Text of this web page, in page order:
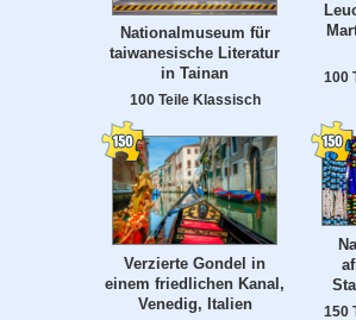
Nationalmuseum für
taiwanesische Literatur
in Tainan
100 Teile Klassisch
100
Verzierte Gondel in
einem friedlichen Kanal,
Venedig, Italien
150